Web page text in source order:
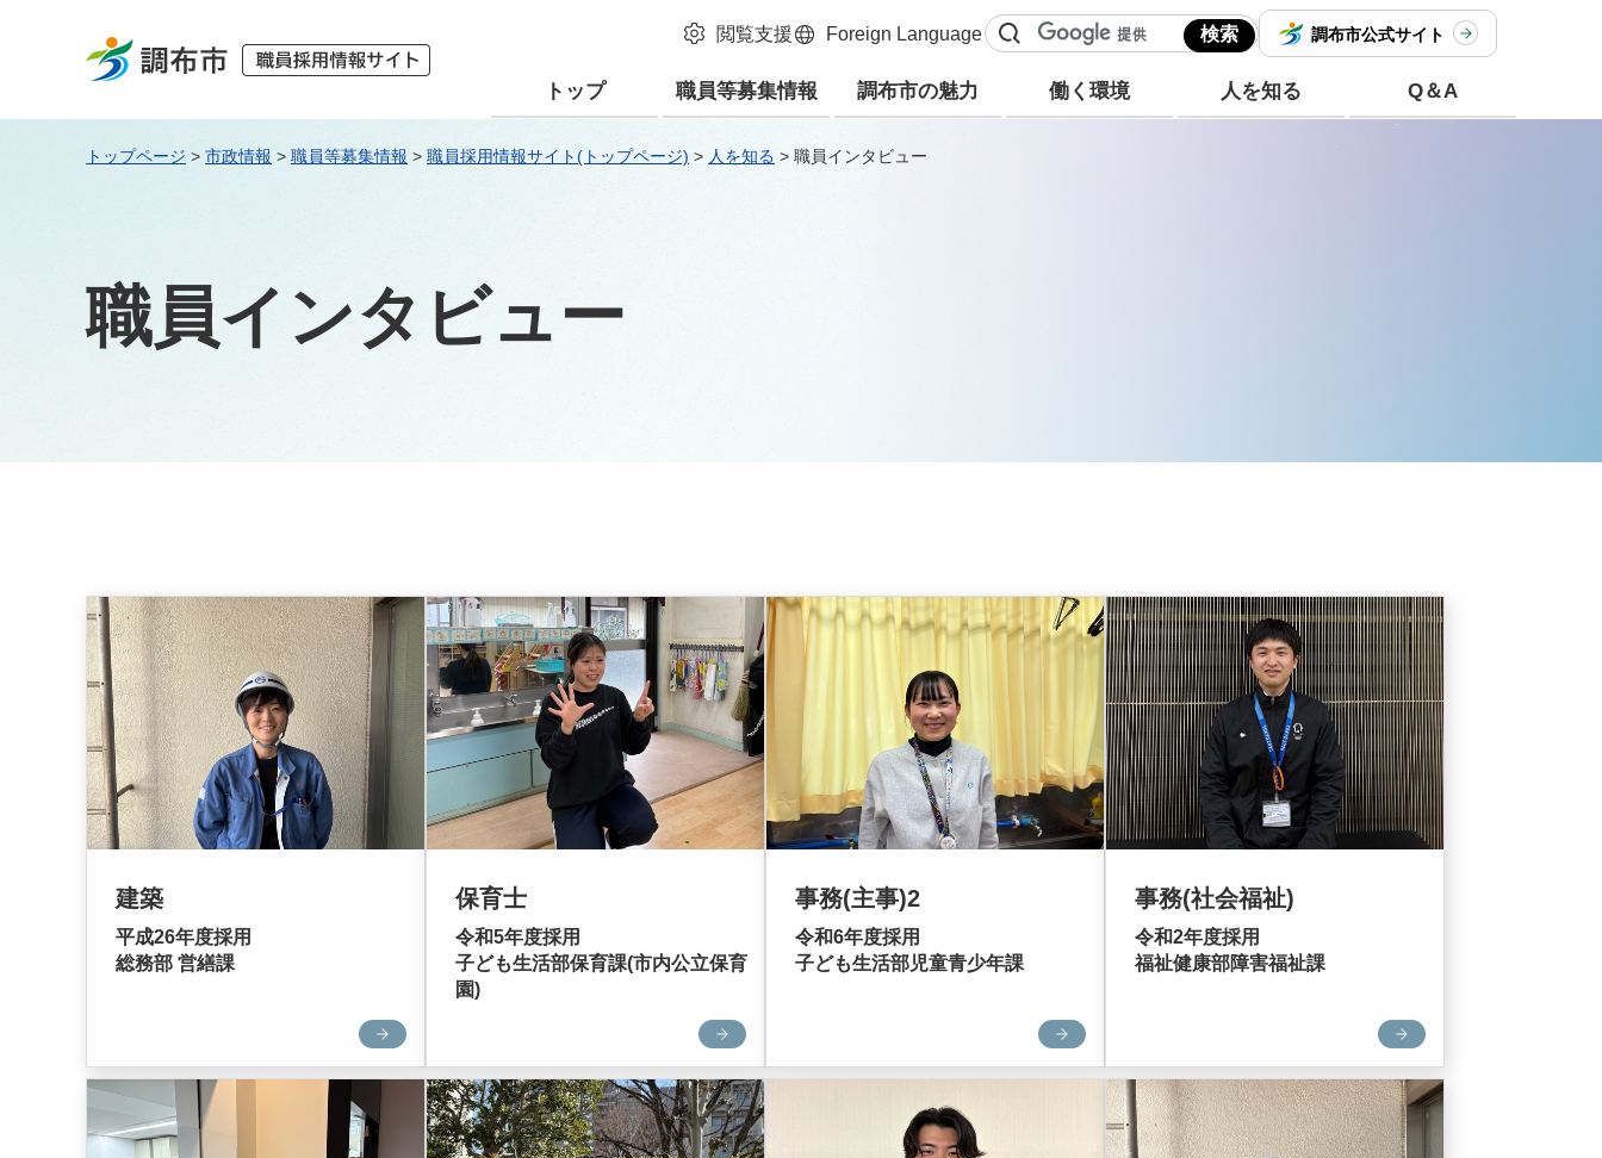
調布市 職員採用情報サイ
閲覧支援 Foreign Language 調布市公式サイト
トップ 職員等募集情報 調布市の魅力 働く環境 人を知る Q＆A
トップページ > 市政情報 > 職員等募集情報 > 職員採用情報サイト(トップページ) > 人を知る > 職員インタビュー
職員インタビュー
建築
平成26年度採用
総務部 営繕課
保育士
令和5年度採用
子ども生活部保育課(市内公立保育
園)
事務(主事)2
令和6年度採用
子ども生活部児童青少年課
事務(社会福祉)
令和2年度採用
福祉健康部障害福祉課